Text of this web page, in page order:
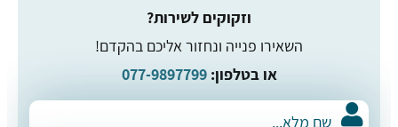
וזקוקים לשירות?
השאירו פנייה ונחזור אליכם בהקדם!
או בטלפון:077-9897799